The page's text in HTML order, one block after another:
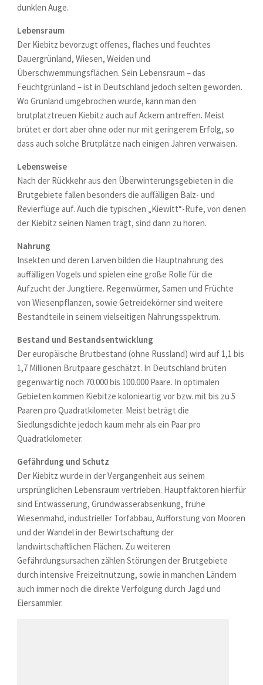
dunklen Auge.
Lebensraum
Der Kiebitz bevorzugt offenes, flaches und feuchtes
Dauergrünland, Wiesen, Weiden und
Überschwemmungsflächen. Sein Lebensraum – das
Feuchtgrünland – ist in Deutschland jedoch selten geworden.
Wo Grünland umgebrochen wurde, kann man den
brutplatztreuen Kiebitz auch auf Äckern antreffen. Meist
brütet er dort aber ohne oder nur mit geringerem Erfolg, so
dass auch solche Brutplätze nach einigen Jahren verwaisen.
Lebensweise
Nach der Rückkehr aus den Überwinterungsgebieten in die
Brutgebiete fallen besonders die auffälligen Balz- und
Revierflüge auf. Auch die typischen „Kiewitt“-Rufe, von denen
der Kiebitz seinen Namen trägt, sind dann zu hören.
Nahrung
Insekten und deren Larven bilden die Hauptnahrung des
auffälligen Vogels und spielen eine große Rolle für die
Aufzucht der Jungtiere. Regenwürmer, Samen und Früchte
von Wiesenpflanzen, sowie Getreidekörner sind weitere
Bestandteile in seinem vielseitigen Nahrungsspektrum.
Bestand und Bestandsentwicklung
Der europäische Brutbestand (ohne Russland) wird auf 1,1 bis
1,7 Millionen Brutpaare geschätzt. In Deutschland brüten
gegenwärtig noch 70.000 bis 100.000 Paare. In optimalen
Gebieten kommen Kiebitze kolonieartig vor bzw. mit bis zu 5
Paaren pro Quadratkilometer. Meist beträgt die
Siedlungsdichte jedoch kaum mehr als ein Paar pro
Quadratkilometer.
Gefährdung und Schutz
Der Kiebitz wurde in der Vergangenheit aus seinem
ursprünglichen Lebensraum vertrieben. Hauptfaktoren hierfür
sind Entwässerung, Grundwasserabsenkung, frühe
Wiesenmahd, industrieller Torfabbau, Aufforstung von Mooren
und der Wandel in der Bewirtschaftung der
landwirtschaftlichen Flächen. Zu weiteren
Gefährdungsursachen zählen Störungen der Brutgebiete
durch intensive Freizeitnutzung, sowie in manchen Ländern
auch immer noch die direkte Verfolgung durch Jagd und
Eiersammler.